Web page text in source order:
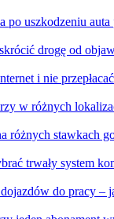
po uszkodzeniu
drogę od
i nie
w różnych
różnych stawkach
trwały system
do pracy –